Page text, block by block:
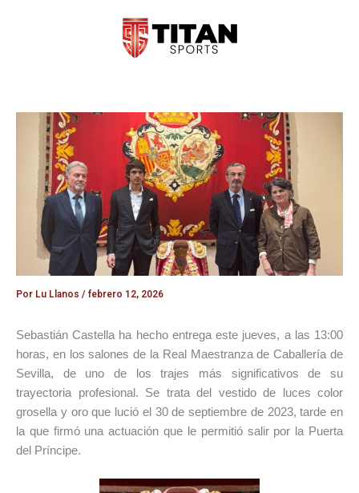
Por Lu Llanos / febrero 12, 2026
Sebastián Castella ha hecho entrega este jueves, a las 13:00
horas, en los salones de la Real Maestranza de Caballería de
Sevilla, de uno de los trajes más significativos de su
trayectoria profesional. Se trata del vestido de luces color
grosella y oro que lució el 30 de septiembre de 2023, tarde en
la que firmó una actuación que le permitió salir por la Puerta
del Príncipe.